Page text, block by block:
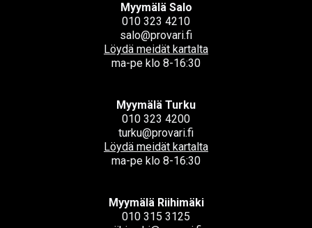
Myymälä Salo
010 323 4210
salo@provari.fi
Löydä meidät kartalta
ma-pe klo 8-16:30
Myymälä Turku
010 323 4200
turku@provari.fi
Löydä meidät kartalta
ma-pe klo 8-16:30
Myymälä Riihimäki
010 315 3125